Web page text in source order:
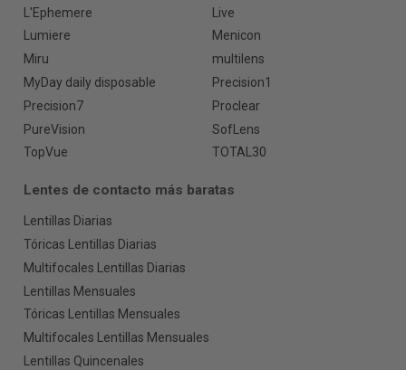
L'Ephemere
Live
Lumiere
Menicon
Miru
multilens
MyDay daily disposable
Precision1
Precision7
Proclear
PureVision
SofLens
TopVue
TOTAL30
Lentes de contacto más baratas
Lentillas Diarias
Tóricas Lentillas Diarias
Multifocales Lentillas Diarias
Lentillas Mensuales
Tóricas Lentillas Mensuales
Multifocales Lentillas Mensuales
Lentillas Quincenales